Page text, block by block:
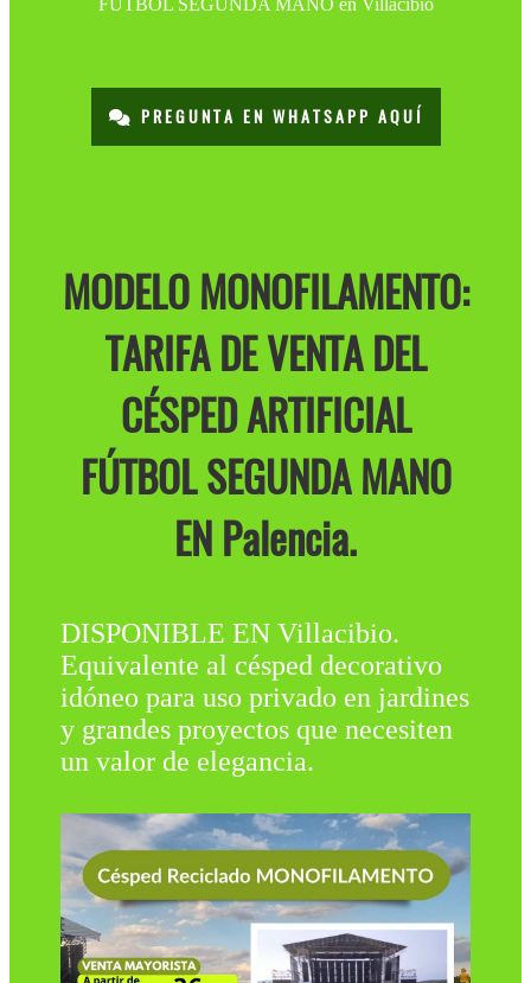
PREGUNTA EN WHATSAPP AQUÍ
MODELO MONOFILAMENTO:
TARIFA DE VENTA DEL
CÉSPED ARTIFICIAL
FÚTBOL SEGUNDA MANO
EN Palencia.
DISPONIBLE EN Villacibio.
Equivalente al césped decorativo
idóneo para uso privado en jardines
y grandes proyectos que necesiten
un valor de elegancia.